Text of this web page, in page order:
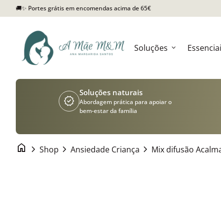
Saltar para o conteúdo
🚚✨ Portes grátis em encomendas acima de 65€
Início
Soluções expand_more
verified
Soluções naturais
Abordagem prática para apoiar o
bem-estar da família
home chevron_right Shop chevron_right Ansiedade Criança chevron_right